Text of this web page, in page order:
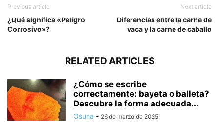
Previous article
¿Qué significa «Peligro
Corrosivo»?
Next article
Diferencias entre la carne de
vaca y la carne de caballo
RELATED ARTICLES
¿Cómo se escribe
correctamente: bayeta o balleta?
Descubre la forma adecuada...
Osuna - 26 de marzo de 2025